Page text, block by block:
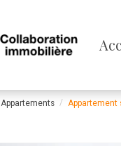
Appartements Appartement